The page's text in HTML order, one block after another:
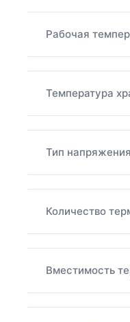
Рабочая
Температура
Тип напряжения
Количество
Вместимость